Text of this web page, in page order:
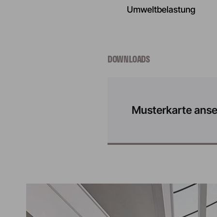
Umweltbelastung
DOWNLOADS
Musterkarte